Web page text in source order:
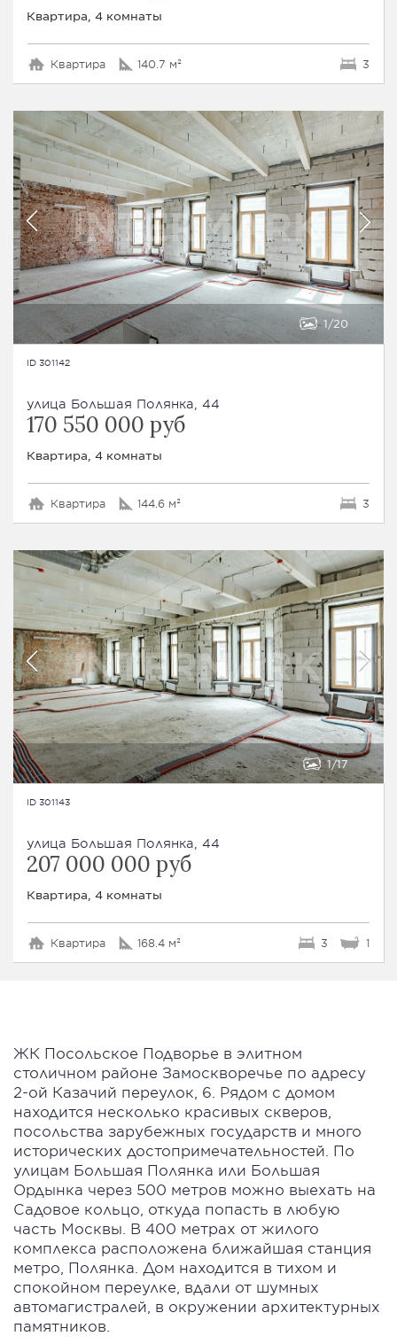
Квартира, 4 комнаты
Квартира 140.7 м² 3
1 20
ID 301142
улица Большая Полянка, 44
170 550 000 руб
Квартира, 4 комнаты
Квартира 144.6 м² 3
1 17
ID 301143
улица Большая Полянка, 44
207 000 000 руб
Квартира, 4 комнаты
Квартира 168.4 м² 3 1
ЖК Посольское Подворье в элитном
столичном районе Замоскворечье по адресу
2-ой Казачий переулок, 6. Рядом с домом
находится несколько красивых скверов,
посольства зарубежных государств и много
исторических достопримечательностей. По
улицам Большая Полянка или Большая
Ордынка через 500 метров можно выехать на
Садовое кольцо, откуда попасть в любую
часть Москвы. В 400 метрах от жилого
комплекса расположена ближайшая станция
метро, Полянка. Дом находится в тихом и
спокойном переулке, вдали от шумных
автомагистралей, в окружении архитектурных
памятников.